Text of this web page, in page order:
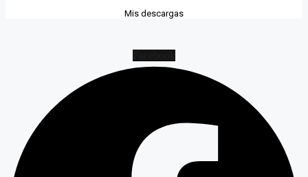
Mis descargas